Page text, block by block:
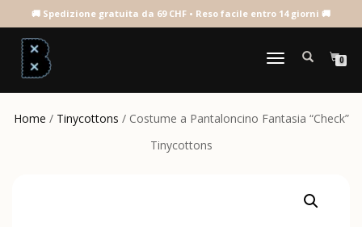
NAVIGAZIONE
0
Home / Tinycottons / Costume a Pantaloncino Fantasia “Check”
Tinycottons